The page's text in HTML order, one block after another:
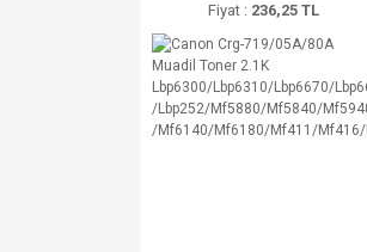
Fiyat : 236,25 TL